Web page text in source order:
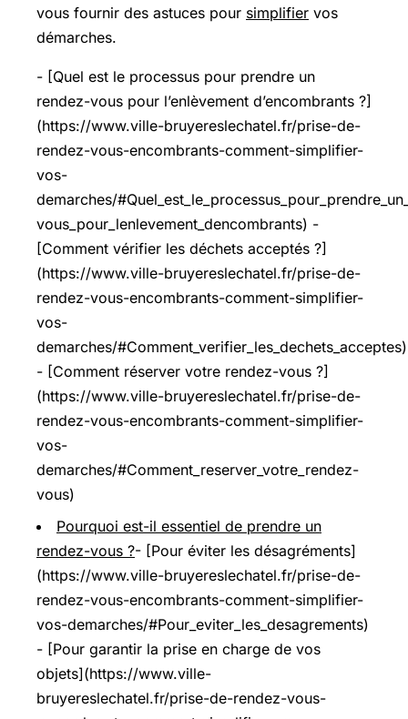
vous fournir des astuces pour simplifier vos
démarches.
- [Quel est le processus pour prendre un
rendez-vous pour l’enlèvement d’encombrants ?]
(https://www.ville-bruyereslechatel.fr/prise-de-
rendez-vous-encombrants-comment-simplifier-
vos-
demarches/
vous_pour_lenlevement_dencombrants) -
[Comment vérifier les déchets acceptés ?]
(https://www.ville-bruyereslechatel.fr/prise-de-
rendez-vous-encombrants-comment-simplifier-
vos-
demarches/#Comment_verifier_les_dechets_acceptes)
- [Comment réserver votre rendez-vous ?]
(https://www.ville-bruyereslechatel.fr/prise-de-
rendez-vous-encombrants-comment-simplifier-
vos-
demarches/#Comment_reserver_votre_rendez-
vous)
Pourquoi est-il essentiel de prendre un
rendez-vous ?- [Pour éviter les désagréments]
(https://www.ville-bruyereslechatel.fr/prise-de-
rendez-vous-encombrants-comment-simplifier-
vos-demarches/#Pour_eviter_les_desagrements)
- [Pour garantir la prise en charge de vos
objets](https://www.ville-
bruyereslechatel.fr/prise-de-rendez-vous-